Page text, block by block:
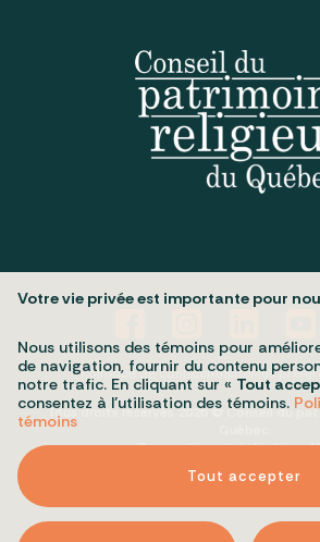
Politique de confidentialitéMes
Tous droits réservés 2026 © Conseil du
Conception et réalisation :
Votre vie privée est importante pour
Nous utilisons des témoins pour
de navigation, fournir du contenu
notre trafic. En cliquant sur « Tout
consentez à l’utilisation des témoins.
témoins
Tout accepter